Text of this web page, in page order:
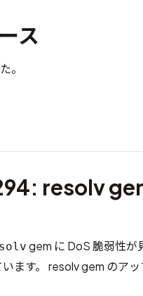
ス
。
resolv
gem に DoS 脆弱性が
ます。 resolv gem のアッ